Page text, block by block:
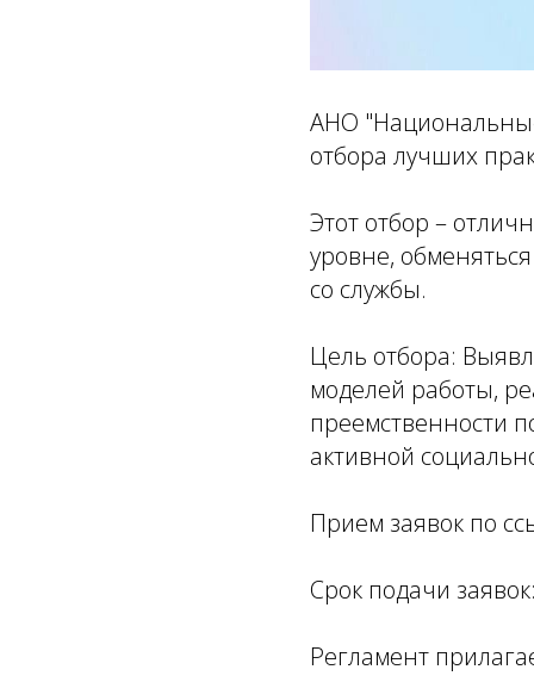
АНО
отбора лучших
Этот отбор –
уровне,
со службы.
Цель отбора:
моделей работы,
преемственности
активной
Прием заявок по
Срок подачи
Регламент